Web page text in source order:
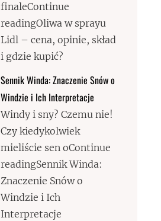
finaleContinue
readingOliwa w sprayu
Lidl – cena, opinie, skład
i gdzie kupić?
Sennik Winda: Znaczenie Snów o
Windzie i Ich Interpretacje
Windy i sny? Czemu nie!
Czy kiedykolwiek
mieliście sen oContinue
readingSennik Winda:
Znaczenie Snów o
Windzie i Ich
Interpretacje